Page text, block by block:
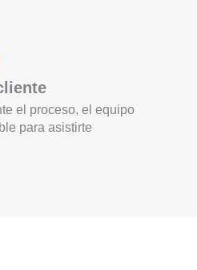
el proceso, el equipo
para asistirte